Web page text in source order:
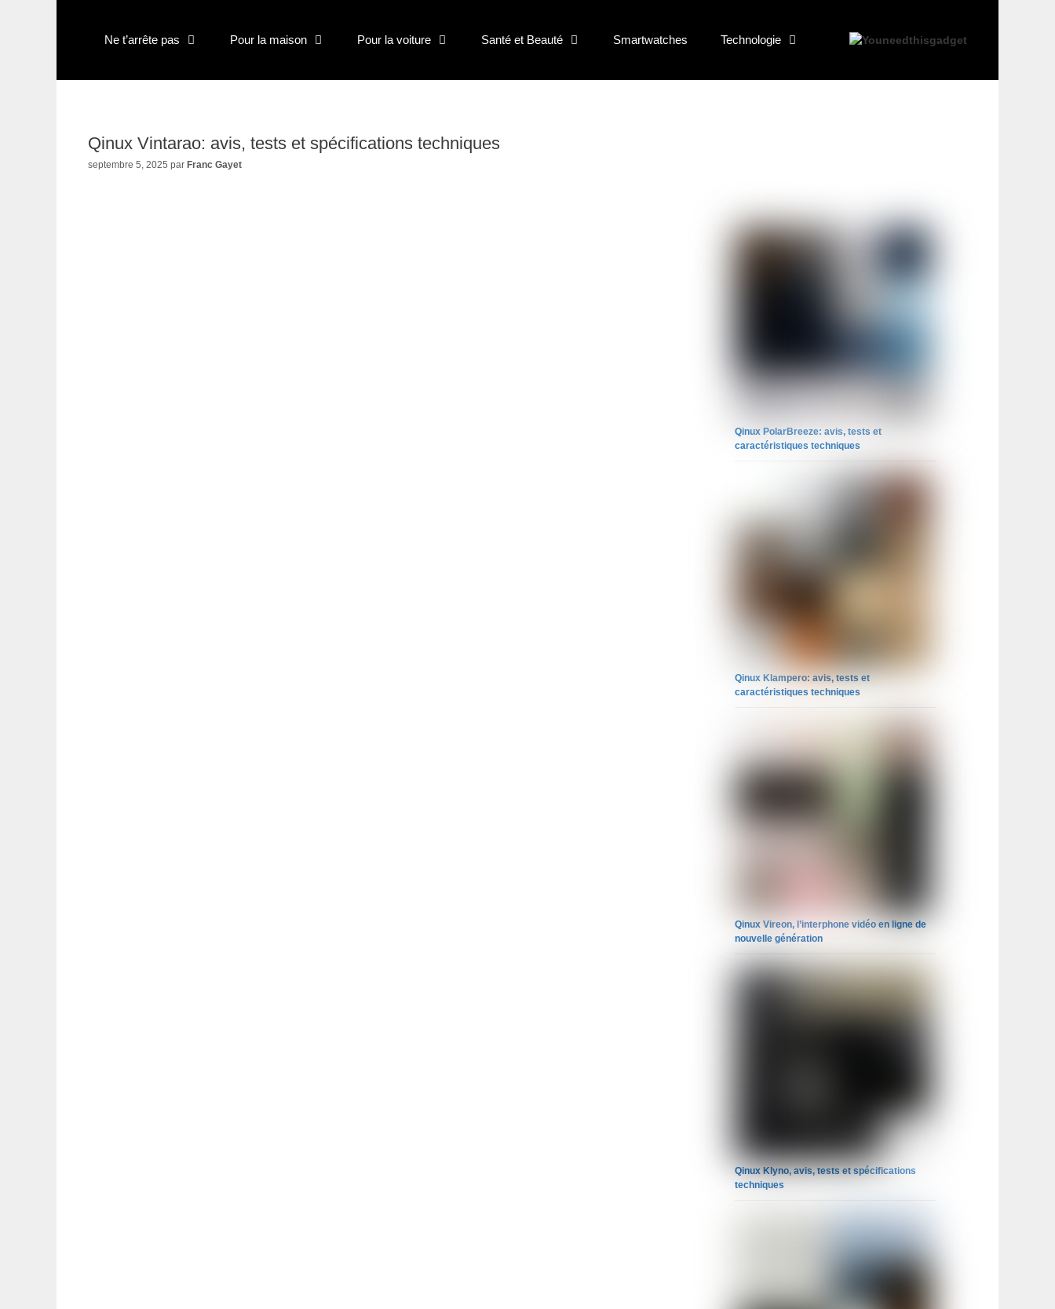
Ne t’arrête pas Pour la maison Pour la voiture Santé et Beauté Smartwatches Technologie
Qinux Vintarao: avis, tests et spécifications techniques
septembre 5, 2025 par Franc Gayet
Qinux PolarBreeze: avis, tests et
caractéristiques techniques
Qinux Klampero: avis, tests et
caractéristiques techniques
Qinux Vireon, l’interphone vidéo en ligne de
nouvelle génération
Qinux Klyno, avis, tests et spécifications
techniques